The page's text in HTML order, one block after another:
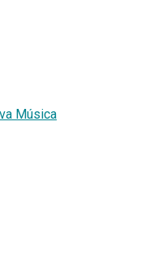
Música